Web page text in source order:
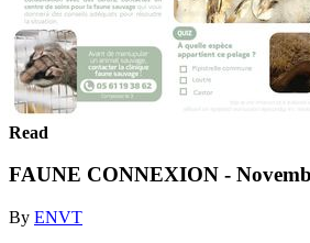
Read
FAUNE CONNEXION -
By ENVT